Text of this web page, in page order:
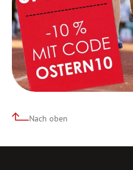
Nach oben